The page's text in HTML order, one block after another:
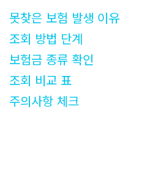
못찾은 보험 발생 이유
조회 방법 단계
보험금 종류 확인
조회 비교 표
주의사항 체크